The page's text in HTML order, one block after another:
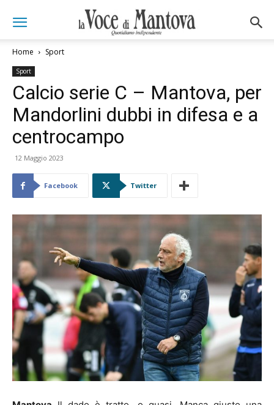
Home Sport
Sport
Calcio serie C – Mantova, per
Mandorlini dubbi in difesa e a
centrocampo
12 Maggio 2023
Facebook Twitter